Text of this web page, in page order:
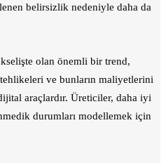
belirsizlik nedeniyle daha da
olan önemli bir trend,
ve bunların maliyetlerini
araçlardır. Üreticiler, daha iyi
durumları modellemek için